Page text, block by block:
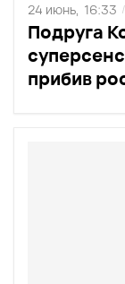
Подруга
прибив
24 июнь, 16:33 /